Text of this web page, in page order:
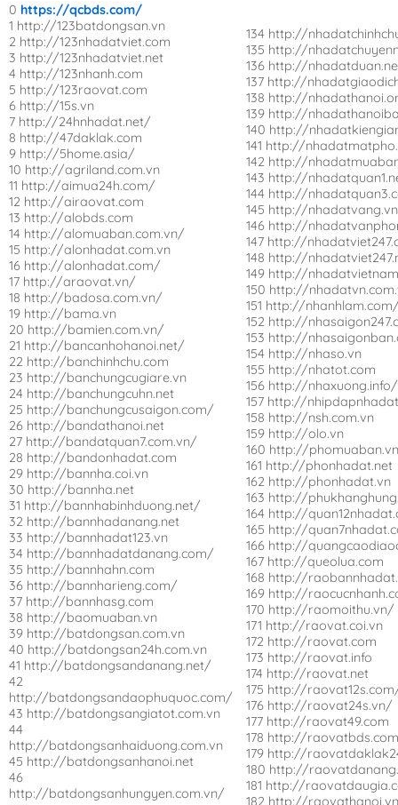
0 https://qcbds.com/
1 http://123batdongsan.vn
2 http://123nhadatviet.com
3 http://123nhadatviet.net
4 http://123nhanh.com
5 http://123raovat.com
6 http://15s.vn
7 http://24hnhadat.net/
8 http://47daklak.com
9 http://5home.asia/
10 http://agriland.com.vn
11 http://aimua24h.com/
12 http://airaovat.com
13 http://alobds.com
14 http://alomuaban.com.vn/
15 http://alonhadat.com.vn
16 http://alonhadat.com/
17 http://araovat.vn/
18 http://badosa.com.vn/
19 http://bama.vn
20 http://bamien.com.vn/
21 http://bancanhohanoi.net/
22 http://banchinhchu.com
23 http://banchungcugiare.vn
24 http://banchungcuhn.net
25 http://banchungcusaigon.com/
26 http://bandathanoi.net
27 http://bandatquan7.com.vn/
28 http://bandonhadat.com
29 http://bannha.coi.vn
30 http://bannha.net
31 http://bannhabinhduong.net/
32 http://bannhadanang.net
33 http://bannhadat123.vn
34 http://bannhadatdanang.com/
35 http://bannhahn.com
36 http://bannharieng.com/
37 http://bannhasg.com
38 http://baomuaban.vn
39 http://batdongsan.com.vn
40 http://batdongsan24h.com.vn
41 http://batdongsandanang.net/
42
http://batdongsandaophuquoc.com/
43 http://batdongsangiatot.com.vn
44
http://batdongsanhaiduong.com.vn
45 http://batdongsanhanoi.net
46
http://batdongsanhungyen.com.vn/
134 http://
135 http://
136 http://
137 http://
138 http://
139 http://
140 http://
141 http://
142 http://
143 http://
144 http://
145 http://nhadatvang.vn
146 http://
147 http://
148 http://
149 http://
150 http://
151 http://
152 http://
153 http://
154 http://nhaso.vn
155 http://nhatot.com
156 http://nhaxuong.info/
157 http://
158 http://nsh.com.vn
159 http://olo.vn
160 http://
161 http://phonhadat.net
162 http://phonhadat.vn
163 http://
164 http://
165 http://
166 http://
167 http://queolua.com
168 http://
169 http://
170 http://raomoithu.vn/
171 http://raovat.coi.vn
172 http://raovat.com
173 http://raovat.info
174 http://raovat.net
175 http://
176 http://raovat24s.vn/
177 http://raovat49.com
178 http://
179 http://
180 http://
181 http://
182 http://